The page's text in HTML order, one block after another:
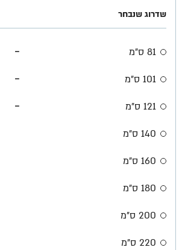
שדרוג שנבחר
81 ס"מ -
101 ס"מ -
121 ס"מ -
140 ס"מ
160 ס"מ
180 ס"מ
200 ס"מ
220 ס"מ